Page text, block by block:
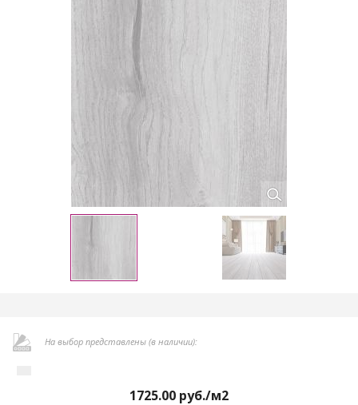
На выбор представлены (в наличии):
1725.00 руб./м2